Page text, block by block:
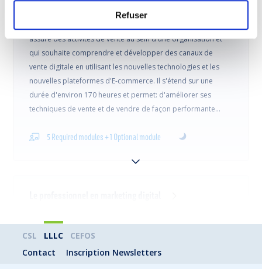
Refuser
assure des activités de vente au sein d'une organisation et
qui souhaite comprendre et développer des canaux de
vente digitale en utilisant les nouvelles technologies et les
nouvelles plateformes d'E-commerce. Il s'étend sur une
durée d'environ 170 heures et permet: d'améliorer ses
techniques de vente et de vendre de façon performante…
5 Required modules + 1 Optional module
Ce profil de formation s'adresse à toute personne qui
assure des activités de communication au sein d'une
organisation et qui souhaite comprendre et développer de
CSL LLLC
CEFOS
Contact
Inscription Newsletters